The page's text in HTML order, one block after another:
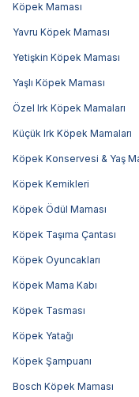
Köpek Maması
Yavru Köpek Maması
Yetişkin Köpek Maması
Yaşlı Köpek Maması
Özel Irk Köpek Mamaları
Küçük Irk Köpek Mamaları
Köpek Konservesi & Yaş
Köpek Kemikleri
Köpek Ödül Maması
Köpek Taşıma Çantası
Köpek Oyuncakları
Köpek Mama Kabı
Köpek Tasması
Köpek Yatağı
Köpek Şampuanı
Bosch Köpek Maması